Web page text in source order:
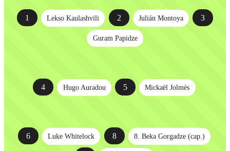
1 Lekso Kaulashvili 2 Julián Montoya 3
Guram Papidze
4 Hugo Auradou 5 Mickaël Jolmès
6 Luke Whitelock 8 8. Beka Gorgadze (cap.)